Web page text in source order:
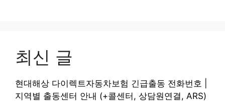
최신 글
현대해상 다이렉트자동차보험 긴급출동 전화번호 |
지역별 출동센터 안내 (+콜센터, 상담원연결, ARS)